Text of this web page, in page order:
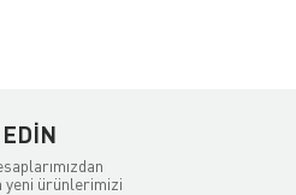
yeni ürünlerimizi